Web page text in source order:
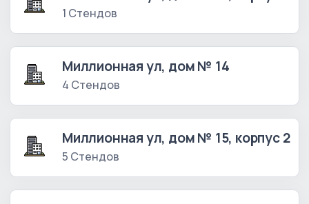
1 Стендов
Миллионная ул, дом № 14
4 Стендов
Миллионная ул, дом № 15, корпус 2
5 Стендов